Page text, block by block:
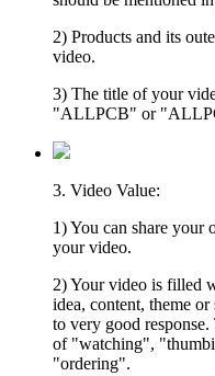
2) Products and its
video.
3) The title of your
"ALLPCB" or
3. Video Value:
1) You can share your
your video.
2) Your video is filled
idea, content, theme
to very good
of "watching",
"ordering".